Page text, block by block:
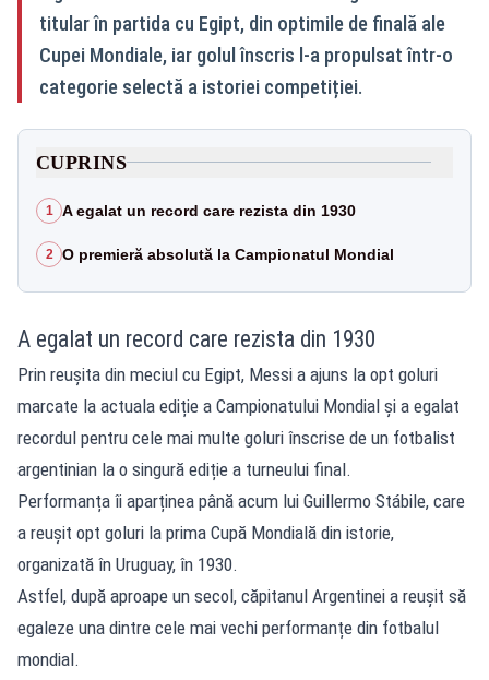
titular în partida cu Egipt, din optimile de finală ale
Cupei Mondiale, iar golul înscris l-a propulsat într-o
categorie selectă a istoriei competiției.
CUPRINS
1 A egalat un record care rezista din 1930
2 O premieră absolută la Campionatul Mondial
A egalat un record care rezista din 1930
Prin reușita din meciul cu Egipt, Messi a ajuns la opt goluri
marcate la actuala ediție a Campionatului Mondial și a egalat
recordul pentru cele mai multe goluri înscrise de un fotbalist
argentinian la o singură ediție a turneului final.
Performanța îi aparținea până acum lui Guillermo Stábile, care
a reușit opt goluri la prima Cupă Mondială din istorie,
organizată în Uruguay, în 1930.
Astfel, după aproape un secol, căpitanul Argentinei a reușit să
egaleze una dintre cele mai vechi performanțe din fotbalul
mondial.